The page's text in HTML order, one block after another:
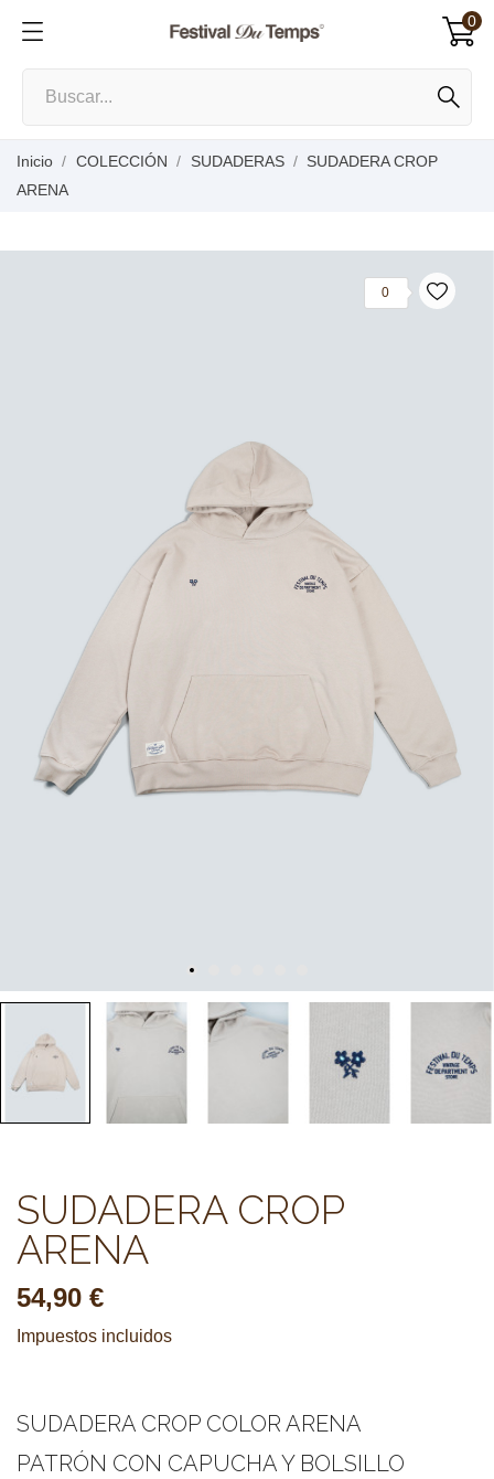
0
Inicio COLECCIÓN SUDADERAS
SUDADERA CROP
ARENA
0
SUDADERA CROP
ARENA
54,90 €
Impuestos incluidos
SUDADERA CROP COLOR ARENA
PATRÓN CON CAPUCHA Y BOLSILLO